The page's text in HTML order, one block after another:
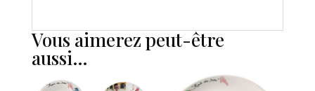
Vous aimerez peut-être
aussi…